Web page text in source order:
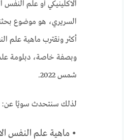
الاكلينيكي أو علم
السريري، هو موضوع
أكثر ونقترب ماهية علم
وبصفة خاصة، دبلومة
شمس 2022.
لذلك سنتحدث سويًا عن:
• ماهية علم النفس